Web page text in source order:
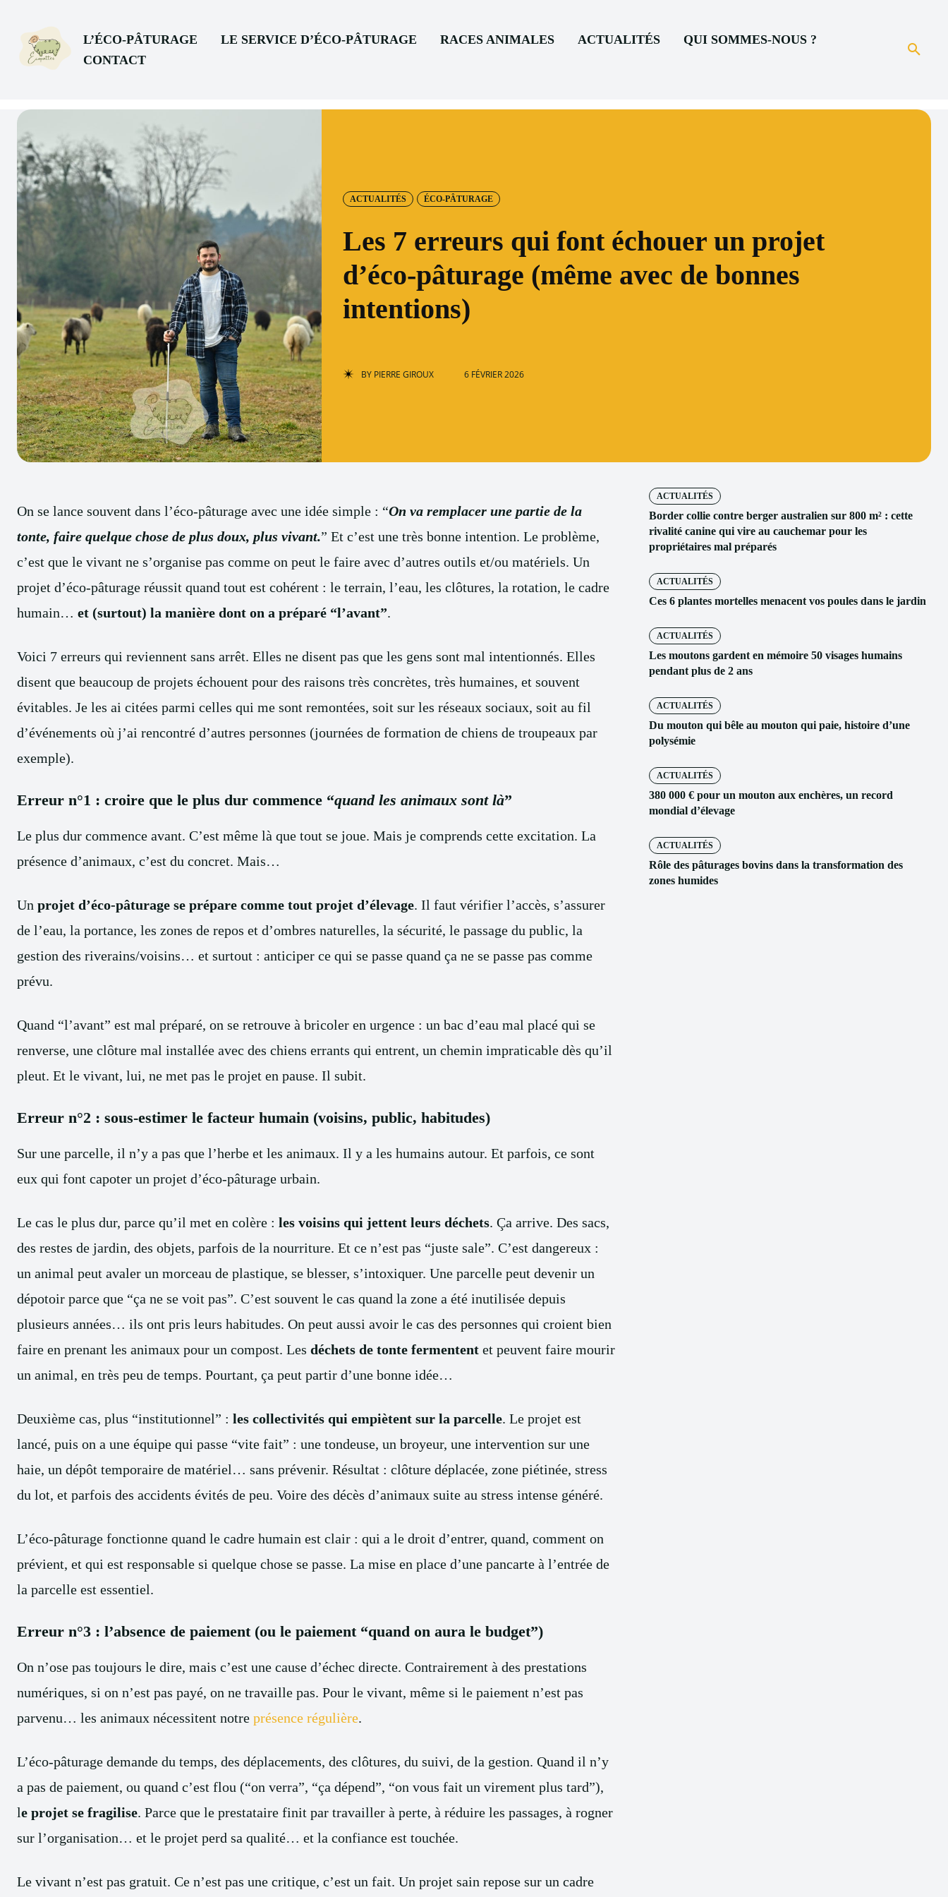
L’ÉCO-PÂTURAGE LE SERVICE D’ÉCO-PÂTURAGE RACES ANIMALES ACTUALITÉS
QUI SOMMES-NOUS ?
CONTACT
ACTUALITÉS ÉCO-PÂTURAGE
Les 7 erreurs qui font échouer un projet
d’éco-pâturage (même avec de bonnes
intentions)
BY PIERRE GIROUX 6 FÉVRIER 2026
On se lance souvent dans l’éco-pâturage avec une idée simple : “On va remplacer une partie de la
tonte, faire quelque chose de plus doux, plus vivant.” Et c’est une très bonne intention. Le problème,
c’est que le vivant ne s’organise pas comme on peut le faire avec d’autres outils et/ou matériels. Un
projet d’éco-pâturage réussit quand tout est cohérent : le terrain, l’eau, les clôtures, la rotation, le cadre
humain… et (surtout) la manière dont on a préparé “l’avant”.
Voici 7 erreurs qui reviennent sans arrêt. Elles ne disent pas que les gens sont mal intentionnés. Elles
disent que beaucoup de projets échouent pour des raisons très concrètes, très humaines, et souvent
évitables. Je les ai citées parmi celles qui me sont remontées, soit sur les réseaux sociaux, soit au fil
d’événements où j’ai rencontré d’autres personnes (journées de formation de chiens de troupeaux par
exemple).
Erreur n°1 : croire que le plus dur commence “quand les animaux sont là”
Le plus dur commence avant. C’est même là que tout se joue. Mais je comprends cette excitation. La
présence d’animaux, c’est du concret. Mais…
Un projet d’éco-pâturage se prépare comme tout projet d’élevage. Il faut vérifier l’accès, s’assurer
de l’eau, la portance, les zones de repos et d’ombres naturelles, la sécurité, le passage du public, la
gestion des riverains/voisins… et surtout : anticiper ce qui se passe quand ça ne se passe pas comme
prévu.
Quand “l’avant” est mal préparé, on se retrouve à bricoler en urgence : un bac d’eau mal placé qui se
renverse, une clôture mal installée avec des chiens errants qui entrent, un chemin impraticable dès qu’il
pleut. Et le vivant, lui, ne met pas le projet en pause. Il subit.
Erreur n°2 : sous-estimer le facteur humain (voisins, public, habitudes)
Sur une parcelle, il n’y a pas que l’herbe et les animaux. Il y a les humains autour. Et parfois, ce sont
eux qui font capoter un projet d’éco-pâturage urbain.
Le cas le plus dur, parce qu’il met en colère : les voisins qui jettent leurs déchets. Ça arrive. Des sacs,
des restes de jardin, des objets, parfois de la nourriture. Et ce n’est pas “juste sale”. C’est dangereux :
un animal peut avaler un morceau de plastique, se blesser, s’intoxiquer. Une parcelle peut devenir un
dépotoir parce que “ça ne se voit pas”. C’est souvent le cas quand la zone a été inutilisée depuis
plusieurs années… ils ont pris leurs habitudes. On peut aussi avoir le cas des personnes qui croient bien
faire en prenant les animaux pour un compost. Les déchets de tonte fermentent et peuvent faire mourir
un animal, en très peu de temps. Pourtant, ça peut partir d’une bonne idée…
Deuxième cas, plus “institutionnel” : les collectivités qui empiètent sur la parcelle. Le projet est
lancé, puis on a une équipe qui passe “vite fait” : une tondeuse, un broyeur, une intervention sur une
haie, un dépôt temporaire de matériel… sans prévenir. Résultat : clôture déplacée, zone piétinée, stress
du lot, et parfois des accidents évités de peu. Voire des décès d’animaux suite au stress intense généré.
L’éco-pâturage fonctionne quand le cadre humain est clair : qui a le droit d’entrer, quand, comment on
prévient, et qui est responsable si quelque chose se passe. La mise en place d’une pancarte à l’entrée de
la parcelle est essentiel.
Erreur n°3 : l’absence de paiement (ou le paiement “quand on aura le budget”)
On n’ose pas toujours le dire, mais c’est une cause d’échec directe. Contrairement à des prestations
numériques, si on n’est pas payé, on ne travaille pas. Pour le vivant, même si le paiement n’est pas
parvenu… les animaux nécessitent notre présence régulière.
L’éco-pâturage demande du temps, des déplacements, des clôtures, du suivi, de la gestion. Quand il n’y
a pas de paiement, ou quand c’est flou (“on verra”, “ça dépend”, “on vous fait un virement plus tard”),
le projet se fragilise. Parce que le prestataire finit par travailler à perte, à réduire les passages, à rogner
sur l’organisation… et le projet perd sa qualité… et la confiance est touchée.
Le vivant n’est pas gratuit. Ce n’est pas une critique, c’est un fait. Un projet sain repose sur un cadre
ACTUALITÉS
Border collie contre berger australien sur 800 m² : cette
rivalité canine qui vire au cauchemar pour les
propriétaires mal préparés
ACTUALITÉS
Ces 6 plantes mortelles menacent vos poules dans le jardin
ACTUALITÉS
Les moutons gardent en mémoire 50 visages humains
pendant plus de 2 ans
ACTUALITÉS
Du mouton qui bêle au mouton qui paie, histoire d’une
polysémie
ACTUALITÉS
380 000 € pour un mouton aux enchères, un record
mondial d’élevage
ACTUALITÉS
Rôle des pâturages bovins dans la transformation des
zones humides